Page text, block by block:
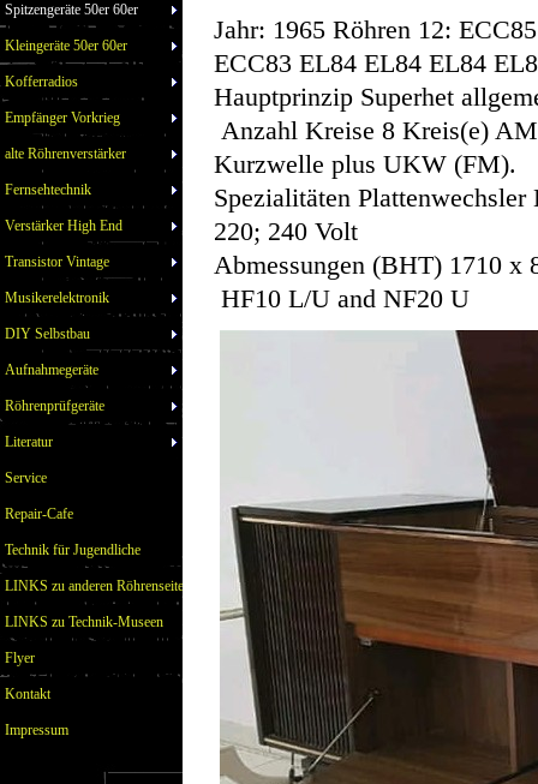
Spitzengeräte 50er 60er
Kleingeräte 50er 60er
Kofferradios
Empfänger Vorkrieg
alte Röhrenverstärker
Fernsehtechnik
Verstärker High End
Transistor Vintage
Musikerelektronik
DIY Selbstbau
Aufnahmegeräte
Röhrenprüfgeräte
Literatur
Service
Repair-Cafe
Technik für Jugendliche
LINKS zu anderen Röhrenseiten
LINKS zu Technik-Museen
Flyer
Kontakt
Impressum
Jahr: 1965 Röhren 12:
ECC83 EL84 EL84 EL84
Hauptprinzip Superhet
Anzahl Kreise 8 Kreis(e)
Kurzwelle plus UKW (FM).
Spezialitäten
220; 240 Volt
Abmessungen (BHT) 1710
HF10 L/U and NF20 U